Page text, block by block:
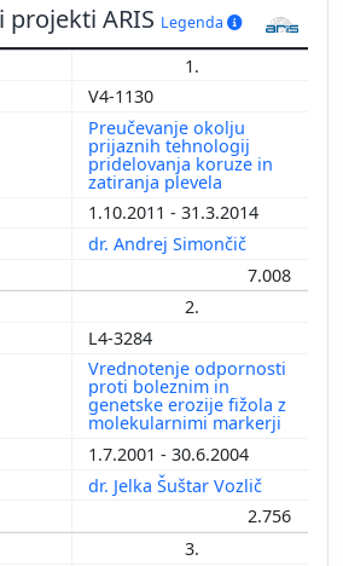
projekti ARIS Legenda
1.
V4-1130
Preučevanje okolju
prijaznih tehnologij
pridelovanja koruze in
zatiranja plevela
1.10.2011 - 31.3.2014
dr. Andrej Simončič
7.008
2.
L4-3284
Vrednotenje odpornosti
proti boleznim in
genetske erozije fižola z
molekularnimi markerji
1.7.2001 - 30.6.2004
dr. Jelka Šuštar Vozlič
2.756
3.